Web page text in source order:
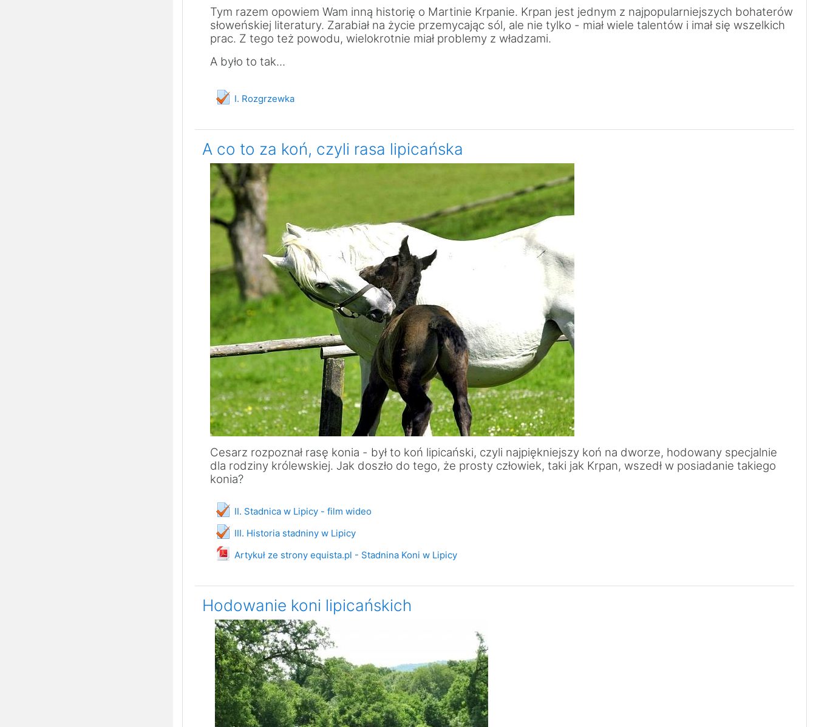
Tym razem opowiem Wam inną historię o Martinie Krpanie. Krpan jest jednym z najpopularniejszych bohaterów
słoweńskiej literatury. Zarabiał na życie przemycając sól, ale nie tylko - miał wiele talentów i imał się wszelkich
prac. Z tego też powodu, wielokrotnie miał problemy z władzami.
A było to tak...
I. Rozgrzewka
Test
A co to za koń, czyli rasa lipicańska
Cesarz rozpoznał rasę konia - był to koń lipicański, czyli najpiękniejszy koń na dworze, hodowany specjalnie
dla rodziny królewskiej. Jak doszło do tego, że prosty człowiek, taki jak Krpan, wszedł w posiadanie takiego
konia?
II. Stadnica w Lipicy - film wideo
Test
III. Historia stadniny w Lipicy
Test
Artykuł ze strony equista.pl - Stadnina Koni w Lipicy
Soubor
Hodowanie koni lipicańskich